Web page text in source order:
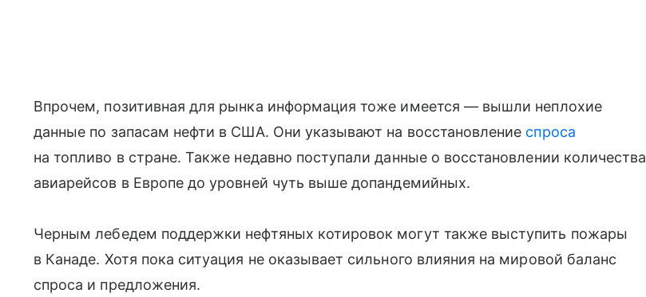
Впрочем, позитивная для рынка информация тоже имеется — вышли неплохие
данные по запасам нефти в США. Они указывают на восстановление спроса
на топливо в стране. Также недавно поступали данные о восстановлении количества
авиарейсов в Европе до уровней чуть выше допандемийных.
Черным лебедем поддержки нефтяных котировок могут также выступить пожары
в Канаде. Хотя пока ситуация не оказывает сильного влияния на мировой баланс
спроса и предложения.